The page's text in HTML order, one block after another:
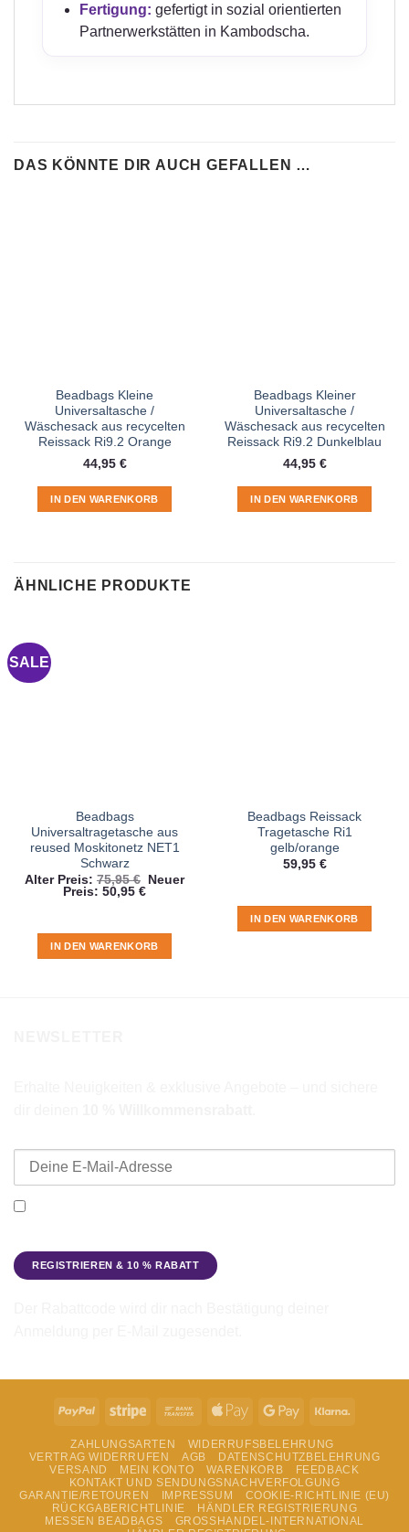
Fertigung: gefertigt in sozial orientierten
Partnerwerkstätten in Kambodscha.
DAS KÖNNTE DIR AUCH GEFALLEN …
Beadbags Kleine
Universaltasche /
Wäschesack aus recycelten
Reissack Ri9.2 Orange
44,95 €
IN DEN WARENKORB
Beadbags Kleiner
Universaltasche /
Wäschesack aus recycelten
Reissack Ri9.2 Dunkelblau
44,95 €
IN DEN WARENKORB
ÄHNLICHE PRODUKTE
SALE
Beadbags
Universaltragetasche aus
reused Moskitonetz NET1
Schwarz
Alter Preis: 75,95€
Ursprünglicher
Neuer
Preis: 50,95 €Aktueller
IN DEN WARENKORB
Beadbags Reissack
Tragetasche Ri1
gelb/orange
59,95 €
IN DEN WARENKORB
PayPal Stripe
Bank
Apple
Google
ZAHLUNGSARTEN
WIDERRUFSBELEHRUNG
VERTRAG WIDERRUFEN
AGB
DATENSCHUTZBELEHRUNG
VERSAND
MEIN KONTO WARENKORB
FEEDBACK
KONTAKT UND SENDUNGSNACHVERFOLGUNG
GARANTIE/RETOUREN
IMPRESSUM
COOKIE-RICHTLINIE (EU)
RÜCKGABERICHTLINIE
HÄNDLER REGISTRIERUNG
MESSEN BEADBAGS
GROSSHANDEL-INTERNATIONAL